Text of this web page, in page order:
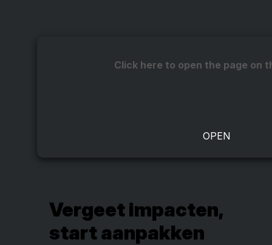
Click here to open the page on
Vergeet impacten,
start aanpakken